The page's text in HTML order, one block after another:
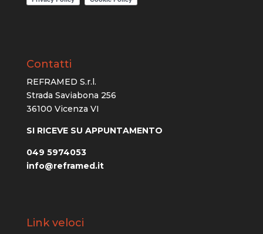
Contatti
REFRAMED S.r.l.
Strada Saviabona 256
36100 Vicenza VI
SI RICEVE SU APPUNTAMENTO
049 5974053
info@reframed.it
Link veloci